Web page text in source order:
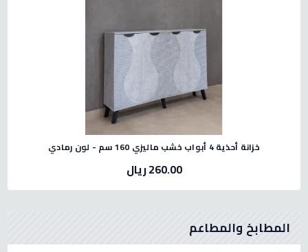
خزانة أحذية 4 أبواب خشب ماليزي 160 سم - لون رمادي
260.00 ريال
المطابخ والمطاعم